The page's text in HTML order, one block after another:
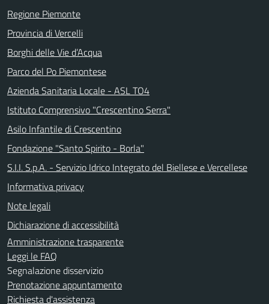
Regione Piemonte
Provincia di Vercelli
Borghi delle Vie d’Acqua
Parco del Po Piemontese
Azienda Sanitaria Locale - ASL TO4
Istituto Comprensivo "Crescentino Serra"
Asilo Infantile di Crescentino
Fondazione "Santo Spirito - Borla"
S.I.I. S.p.A. - Servizio Idrico Integrato del Biellese e Vercellese
Informativa privacy
Note legali
Dichiarazione di accessibilità
Amministrazione trasparente
Leggi le FAQ
Segnalazione disservizio
Prenotazione appuntamento
Richiesta d'assistenza